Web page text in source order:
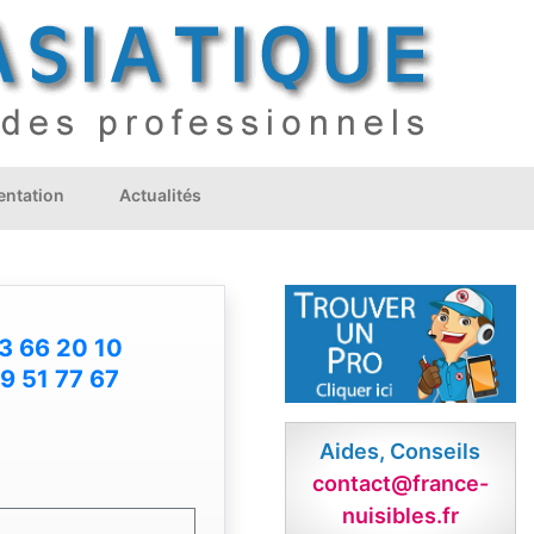
Actualités
66 20 10
51 77 67
Aides, Conseils
contact@france-
nuisibles.fr